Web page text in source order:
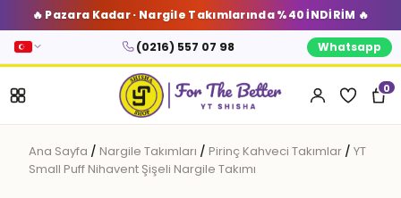
🔥 Pazara Kadar · Nargile Takımlarında %40 İNDİRİM 🔥
(0216) 557 07 98 Whatsapp
0
Ana Sayfa / Nargile Takımları / Pirinç Kahveci Takımlar / YT
Small Puff Nihavent Şişeli Nargile Takımı